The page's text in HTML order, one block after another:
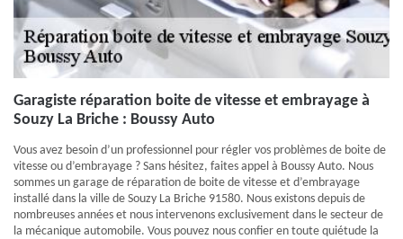
Garagiste réparation boite de vitesse et embrayage à
Souzy La Briche : Boussy Auto
Vous avez besoin d’un professionnel pour régler vos problèmes de boite de
vitesse ou d’embrayage ? Sans hésitez, faites appel à Boussy Auto. Nous
sommes un garage de réparation de boite de vitesse et d’embrayage
installé dans la ville de Souzy La Briche 91580. Nous existons depuis de
nombreuses années et nous intervenons exclusivement dans le secteur de
la mécanique automobile. Vous pouvez nous confier en toute quiétude la